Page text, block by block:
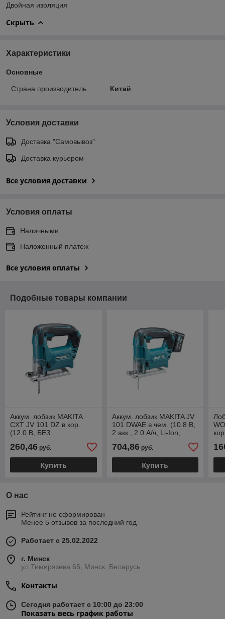
Двойная изоляция
Скрыть
Характеристики
Основные
Страна производитель Китай
Условия доставки
Доставка "Самовывоз"
Доставка курьером
Все условия доставки
Условия оплаты
Наличными
Наложенный платеж
Все условия оплаты
Подобные товары компании
Аккум. лобзик MAKITA
CXT JV 101 DZ в кор.
(12.0 В, БЕЗ
АККУМУЛЯТОРА, пропил
до 65 мм)
260,46 руб.
Купить
Аккум. лобзик MAKITA JV
101 DWAE в чем. (10.8 В,
2 акк., 2.0 А/ч, Li-Ion,
704,86руб.
Купить
О нас
Рейтинг не сформирован
Менее 5 отзывов за последний год
Работает с 25.02.2022
г. Минск
ул.Тимирязева 65, Минск, Беларусь
Контакты
Сегодня работает с 10:00 до 23:00
Показать весь график работы